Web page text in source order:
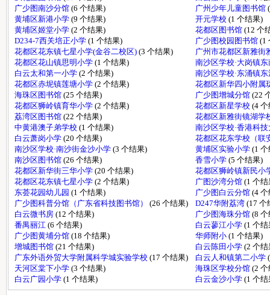
广少图南沙分馆 (6 个结果) 广州少年儿童图书馆
黄埔区新港小学 (9 个结果) 开元学校 (1 个结果)
黄埔区姬堂小学 (2 个结果) 花都区图书馆 (12 个
D234-7西关培正小学 (1 个结果) 广少图校园图书馆 (1
花都区花东镇七星小学(金谷二校区) (3 个结果)
广州市花都区新雅街
花都区花山镇思明小学 (1 个结果)
南沙区学校·大岗镇
白云太和第一小学 (2 个结果)
南沙区学校·东涌镇
花都区赤坭镇莲塘小学 (2 个结果)
花都区新华四小附属
海珠区图书馆 (25 个结果) 广少图增城分馆 (22
花都区狮岭镇育华小学 (2 个结果) 花都区新星学校 (4
荔湾区图书馆 (22 个结果)
花都区新雅街镜湖学
中黄港澳子弟学校 (1 个结果)
南沙区学校·香港科
白云萧岗小学 (20 个结果)
花都区花东学校（联
南沙区学校·南沙街金沙小学 (3 个结果) 黄埔区实验小学 (1
南沙区图书馆 (26 个结果) 香雪小学 (5 个结果)
花都区新华街三华小学 (20 个结果)
花都区狮岭镇新民小
花都区花东镇七星小学 (2 个结果) 广图沙湾分馆 (1 个结
东荟花园幼儿园 (1 个结果) 广少图白云分馆 (4
广少图科普分馆（广东省科技图书馆） (26 个结果) D247华附荔湾 (17 个
白云微书房 (12 个结果) 广少图海珠分馆 (8
番禺丽江 (6 个结果) 白云蓼江小学 (1 个结
广少图黄埔分馆 (18 个结果) 华师附小 (1 个结果)
增城图书馆 (21 个结果) 白云陈田小学 (2 个结
广东外语外贸大学附属科学城实验学校 (17 个结果) 白云人和镇第二小学
天河区棠下小学 (3 个结果) 海珠区学校分馆 (2
白云广园小学 (1 个结果) 白云金沙小学 (1 个结